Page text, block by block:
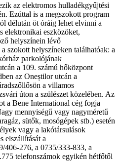
az elektromos hulladékgyűjtési
Ezúttal is a megszokott program
délután öt óráig lehet elvinni a
elektronikai eszközöket,
helyszínein lévő
szokott helyszíneken találhatóak: a
parkolójának
a 109. számú hőközpont
az Oneștilor utcán a
a villamos
úton a szülészet közelében. Az
a Bene International cég fogja
mennyiségű vagy nagyméretű
sütők, mosógépek stb.) esetén
vagy a lakótársulások
elszállítását a
406-276, a 0735/333-833, a
telefonszámok egyikén hétfőtől